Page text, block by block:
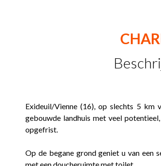
Exideuil/Vienne (16), op slechts 5 km
gebouwde landhuis met veel
opgefrist.
Op de begane grond geniet u van een